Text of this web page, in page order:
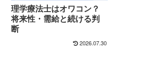
理学療法士はオワコン？
将来性・需給と続ける判
断
2026.07.30